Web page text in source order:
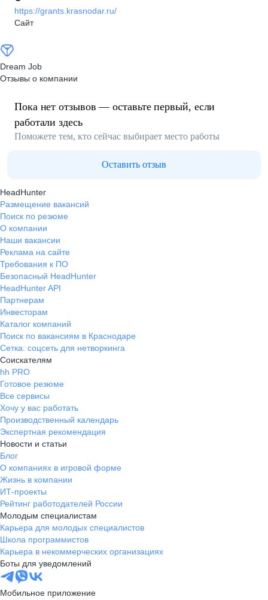
https://grants.krasnodar.ru/
Сайт
Dream Job
Отзывы о компании
Пока нет отзывов — оставьте первый, если
работали здесь
Поможете тем, кто сейчас выбирает место работы
Оставить отзыв
HeadHunter
Размещение вакансий
Поиск по резюме
О компании
Наши вакансии
Реклама на сайте
Требования к ПО
Безопасный HeadHunter
HeadHunter API
Партнерам
Инвесторам
Каталог компаний
Поиск по вакансиям в Краснодаре
Сетка: соцсеть для нетворкинга
Соискателям
hh PRO
Готовое резюме
Все сервисы
Хочу у вас работать
Производственный календарь
Экспертная рекомендация
Новости и статьи
Блог
О компаниях в игровой форме
Жизнь в компании
ИТ-проекты
Рейтинг работодателей России
Молодым специалистам
Карьера для молодых специалистов
Школа программистов
Карьера в некоммерческих организациях
Боты для уведомлений
Мобильное приложение